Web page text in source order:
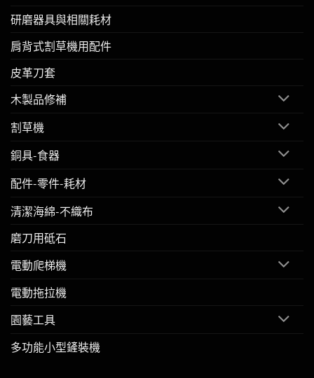
研磨器具與相關耗材
肩背式割草機用配件
皮革刀套
木製品修補
割草機
銅具-食器
配件-零件-耗材
清潔海綿-不織布
磨刀用砥石
電動爬梯機
電動拖拉機
園藝工具
多功能小型鏟裝機